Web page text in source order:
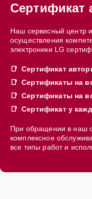
Сертификат
Наш сервисный центр
осуществления
электроники LG
Сертификат
Сертификаты на
Сертификаты на
Сертификат у
При обращении в наш
комплексное
все типы работ и